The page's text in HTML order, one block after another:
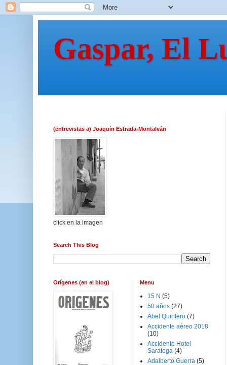
Gaspar, El
(entrevistas a) Joaquín Estrada-Montalván
click en la imagen
Search This Blog
Orígenes (en el blog) Menu
15 N (5)
50 años (27)
Abel Quintero (7)
Accidente aéreo 2018
(10)
Accidente Hotel
Saratoga (4)
Adalberto Guerra (5)